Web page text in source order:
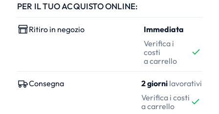
PER IL TUO ACQUISTO ONLINE:
Ritiro in negozio
Immediata
Verifica i
costi
a carrello
Consegna 2 giorni lavorativi
Verifica i costi
a carrello